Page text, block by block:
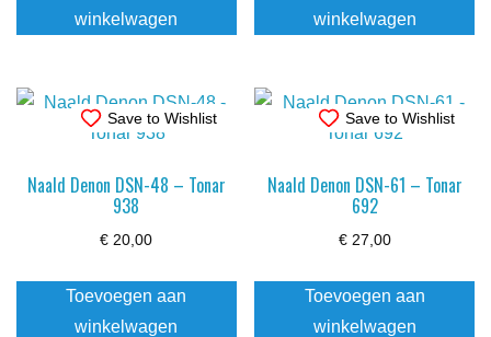
winkelwagen
winkelwagen
Save to Wishlist
Naald Denon DSN-48 – Tonar
938
€ 20,00
Toevoegen aan
winkelwagen
Save to Wishlist
Naald Denon DSN-61 – Tonar
692
€27,00
Toevoegen aan
winkelwagen